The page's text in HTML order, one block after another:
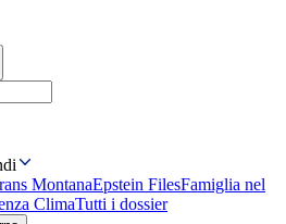
MontanaEpstein FilesFamiglia nel
ClimaTutti i dossier